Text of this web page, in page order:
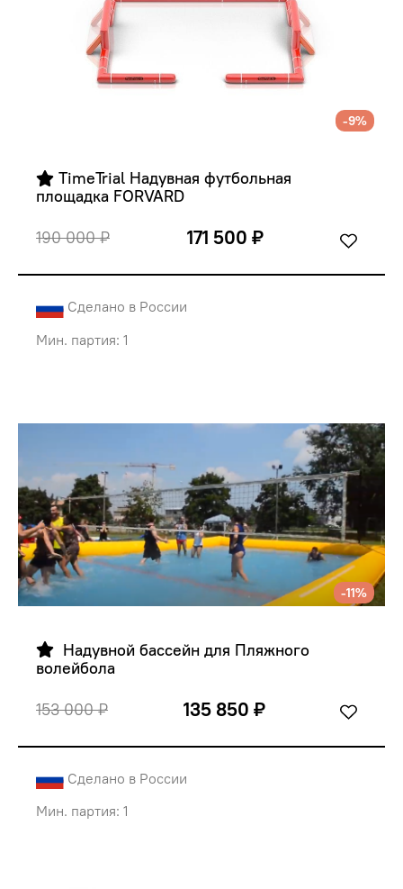
-9%
TimeTrial Надувная футбольная
площадка FORVARD
190 000 ₽
171 500 ₽
Сделано в России
Мин. партия: 1
-11%
  Надувной бассейн для Пляжного
волейбола
153 000 ₽
135 850 ₽
Сделано в России
Мин. партия: 1